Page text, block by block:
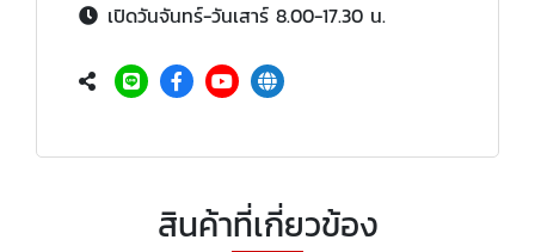
เปิดวันจันทร์-วันเสาร์ 8.00-17.30 น.
สินค้าที่เกี่ยวข้อง